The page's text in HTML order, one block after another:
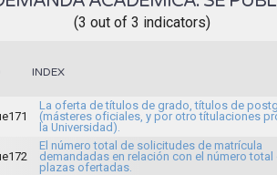
(3 out of 3 indicators)
INDEX
La oferta de títulos de grado, títulos de
(másteres oficiales, y por otro títulaciones
la Universidad).
El número total de solicitudes de matrícula
demandadas en relación con el número total
plazas ofertadas.